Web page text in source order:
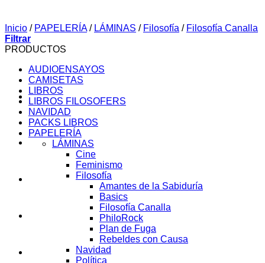
SOBRE MI
AUDIOENSAYOS
Inicio / PAPELERÍA / LÁMINAS / Filosofía / Filosofía Canalla
Filtrar
PRODUCTOS
AUDIOENSAYOS
CAMISETAS
LIBROS
LIBROS FILOSOFERS
NAVIDAD
PACKS LIBROS
PAPELERÍA
LÁMINAS
Cine
Feminismo
Filosofía
Amantes de la Sabiduría
Basics
Filosofía Canalla
PhiloRock
Plan de Fuga
Rebeldes con Causa
Navidad
Política